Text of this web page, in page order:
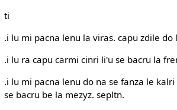
ti
.i lu mi pacna lenu la viras. capu zdile do
.i lu ra capu carmi cinri li'u se bacru la
.i lu mi pacna lenu do na se fanza le kalri
se bacru be la mezyz. sepltn.